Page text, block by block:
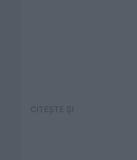
CITEȘTE ȘI